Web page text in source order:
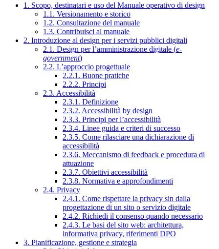
1. Scopo, destinatari e uso del Manuale operativo di design
1.1. Versionamento e storico
1.2. Consultazione del manuale
1.3. Contribuisci al manuale
2. Introduzione al design per i servizi pubblici digitali
2.1. Design per l’amministrazione digitale (e-
government)
2.2. L’approccio progettuale
2.2.1. Buone pratiche
2.2.2. Principi
2.3. Accessibilità
2.3.1. Definizione
2.3.2. Accessibilità by design
2.3.3. Principi per l’accessibilità
2.3.4. Linee guida e criteri di successo
2.3.5. Come rilasciare una dichiarazione di
accessibilità
2.3.6. Meccanismo di feedback e procedura di
attuazione
2.3.7. Obiettivi accessibilità
2.3.8. Normativa e approfondimenti
2.4. Privacy
2.4.1. Come rispettare la privacy sin dalla
progettazione di un sito o servizio digitale
2.4.2. Richiedi il consenso quando necessario
2.4.3. Le basi del sito web: architettura,
informativa privacy, riferimenti DPO
3. Pianificazione, gestione e strategia